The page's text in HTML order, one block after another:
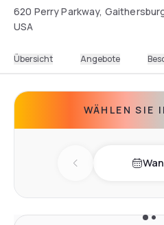
620 Perry Parkway,
USA
Übersicht Angebote
WÄHLEN SIE
Previous day